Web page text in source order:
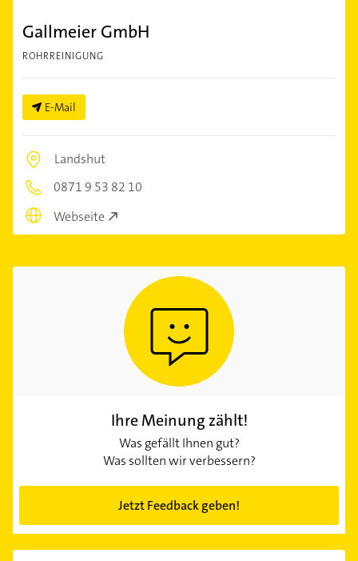
Gallmeier GmbH
ROHRREINIGUNG
E-Mail
Landshut
0871 9 53 82 10
Webseite
Ihre Meinung zählt!
Was gefällt Ihnen gut?
Was sollten wir verbessern?
Jetzt Feedback geben!